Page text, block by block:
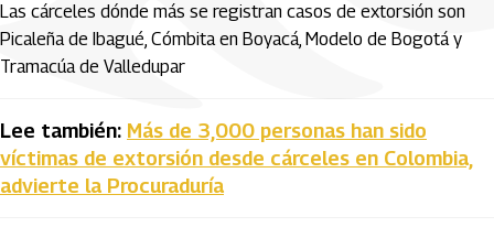
Las cárceles dónde más se registran casos de extorsión son
Picaleña de Ibagué, Cómbita en Boyacá, Modelo de Bogotá y
Tramacúa de Valledupar
Lee también: Más de 3,000 personas han sido
víctimas de extorsión desde cárceles en Colombia,
advierte la Procuraduría